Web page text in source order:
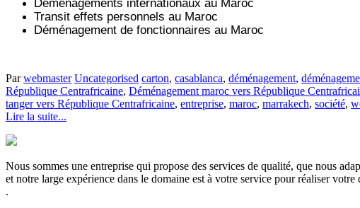
Transit effets personnels au Maroc
Déménagement de fonctionnaires au Maroc
Parwebmaster Uncategorised carton, casablanca, déménagement,
République Centrafricaine, Déménagement maroc vers République
tanger vers République Centrafricaine, entreprise, maroc, marrakech, société,
Lire la suite...
Nous sommes une entreprise qui propose des services de qualité, que nous
et notre large expérience dans le domaine est à votre service pour réaliser
.